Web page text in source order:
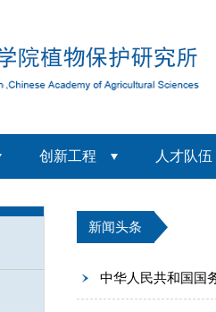
创新工程 人才队伍
新闻头条
中华人民共和国国